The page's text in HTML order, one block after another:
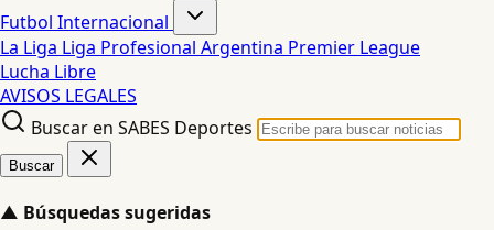
Futbol Internacional
La Liga Liga Profesional Argentina Premier League
Lucha Libre
AVISOS LEGALES
Buscar en SABES Deportes
Buscar
▲ Búsquedas sugeridas